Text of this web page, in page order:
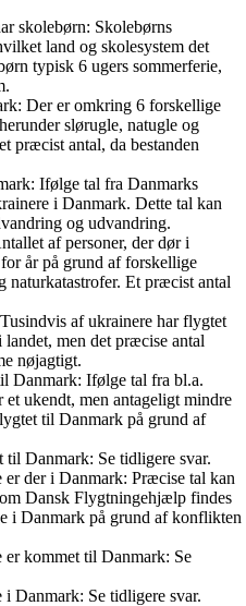
skolebørn: Skolebørns
land og skolesystem det
typisk 6 ugers sommerferie,
Der er omkring 6 forskellige
slørugle, natugle og
præcist antal, da bestanden
Ifølge tal fra Danmarks
i Danmark. Dette tal kan
og udvandring.
af personer, der dør i
år på grund af forskellige
naturkatastrofer. Et præcist antal
af ukrainere har flygtet
men det præcise antal
nøjagtigt.
Danmark: Ifølge tal fra bl.a.
ukendt, men antageligt mindre
til Danmark på grund af
Danmark: Se tidligere svar.
der i Danmark: Præcise tal kan
Dansk Flygtningehjælp findes
i Danmark på grund af konflikten
kommet til Danmark: Se
Danmark: Se tidligere svar.